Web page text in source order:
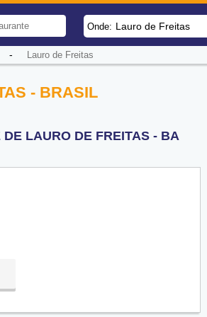
Onde: Lauro de Freitas
- Lauro de Freitas
- BRASIL
LAURO DE FREITAS - BA